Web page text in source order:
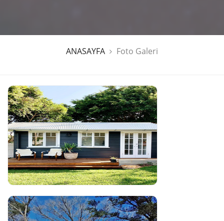
ANASAYFA Foto Galeri